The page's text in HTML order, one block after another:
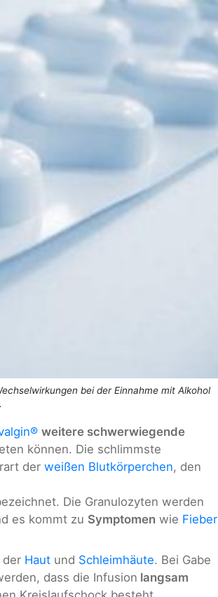
bei der Einnahme mit Alkohol
weitere schwerwiegende
können. Die schlimmste
der weißen Blutkörperchen, den
Die Granulozyten werden
es kommt zu Symptomen wie Fieber
der Haut und Schleimhäute. Bei Gabe
dass die Infusion langsam